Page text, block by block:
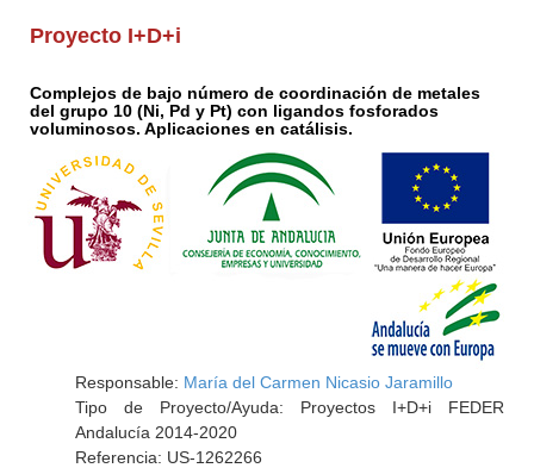
Proyecto I+D+i
Complejos de bajo número de coordinación de metales
del grupo 10 (Ni, Pd y Pt) con ligandos fosforados
voluminosos. Aplicaciones en catálisis.
Responsable: María del Carmen Nicasio Jaramillo
Tipo de Proyecto/Ayuda: Proyectos I+D+i FEDER
Andalucía 2014-2020
Referencia: US-1262266